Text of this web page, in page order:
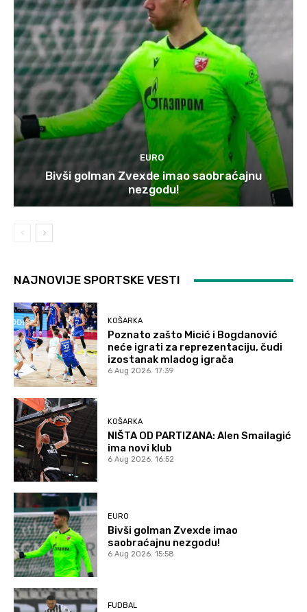
EURO
Bivši golman Zvexde imao saobraćajnu
nezgodu!
NAJNOVIJE SPORTSKE VESTI
KOŠARKA
Poznato zašto Micić i Bogdanović
neće igrati za reprezentaciju, čudi
izostanak mladog igrača
6 Aug 2026. 17:39
KOŠARKA
NIŠTA OD PARTIZANA: Alen Smailagić
ima novi klub
6 Aug 2026. 16:52
EURO
Bivši golman Zvexde imao
saobraćajnu nezgodu!
6 Aug 2026. 15:58
FUDBAL